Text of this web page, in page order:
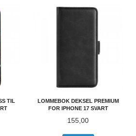
TIL
LOMMEBOK DEKSEL PREMIUM
FOR IPHONE 17 SVART
Pris
155,00